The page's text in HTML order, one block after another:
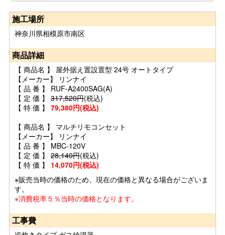
施工場所
神奈川県相模原市南区
商品詳細
【 商品名 】 屋外据え置設置型 24号 オートタイプ
【メーカー】 リンナイ
【 品 番 】 RUF-A2400SAG(A)
【 定 価 】 317,520円(税込)
【 特 価 】 79,380円(税込)
【 商品名 】 マルチリモコンセット
【メーカー】 リンナイ
【 品 番 】 MBC-120V
【 定 価 】 28,140円(税込)
【 特 価 】 14,070円(税込)
※販売当時の価格のため、現在の価格と異なる場合がございま
す。
※消費税率５％当時の価格となります。
工事費